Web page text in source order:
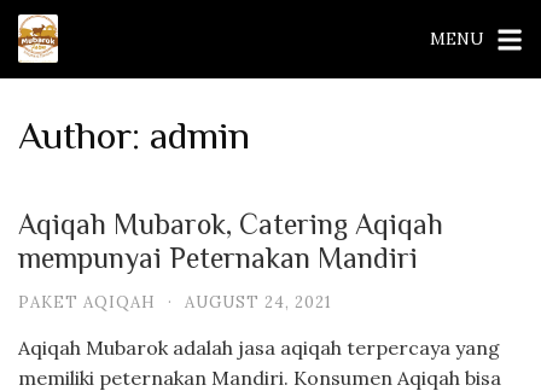
Skip
to
content
MENU
Author: admin
Aqiqah Mubarok, Catering Aqiqah
mempunyai Peternakan Mandiri
PAKET AQIQAH · AUGUST 24, 2021
Aqiqah Mubarok adalah jasa aqiqah terpercaya yang
memiliki peternakan Mandiri. Konsumen Aqiqah bisa